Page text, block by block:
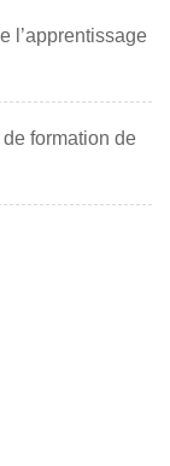
l’apprentissage
formation de